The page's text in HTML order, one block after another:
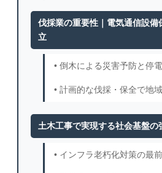
伐採業の重要性｜電気通信設備
立
• 倒木による災害予防と停
• 計画的な伐採・保全で地
土木工事で実現する社会基盤の
• インフラ老朽化対策の最